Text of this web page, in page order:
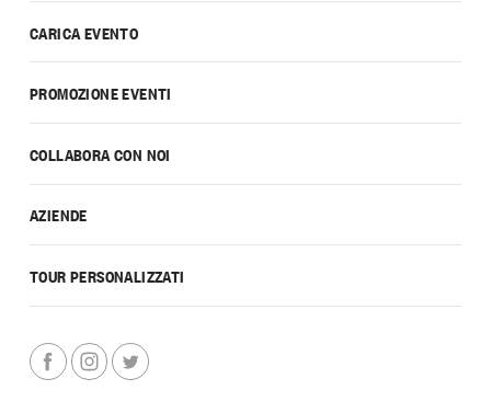
CARICA EVENTO
PROMOZIONE EVENTI
COLLABORA CON NOI
AZIENDE
TOUR PERSONALIZZATI